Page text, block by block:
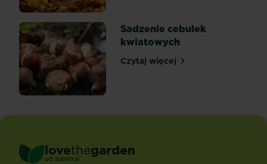
Sadzenie cebulek
kwiatowych
Czytaj więcejSadzenie cebulek
lovethegarden
od Substral ®